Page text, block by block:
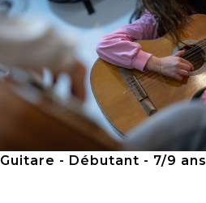
Guitare - Débutant - 7/9 ans